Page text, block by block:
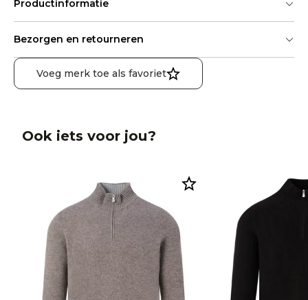
Productinformatie
Bezorgen en retourneren
Voeg merk toe als favoriet
Ook iets voor jou?